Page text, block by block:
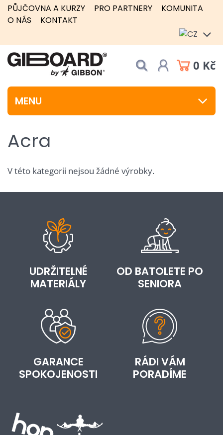
PŮJČOVNA A KURZY PRO PARTNERY
KOMUNITA
O NÁS
KONTAKT
0 Kč
MENU
Acra
V této kategorii nejsou žádné výrobky.
UDRŽITELNÉ
MATERIÁLY
OD BATOLETE PO
SENIORA
GARANCE
SPOKOJENOSTI
RÁDI VÁM
PORADÍME